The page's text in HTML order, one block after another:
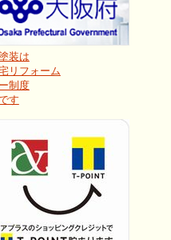
装は
リフォーム
制度
す